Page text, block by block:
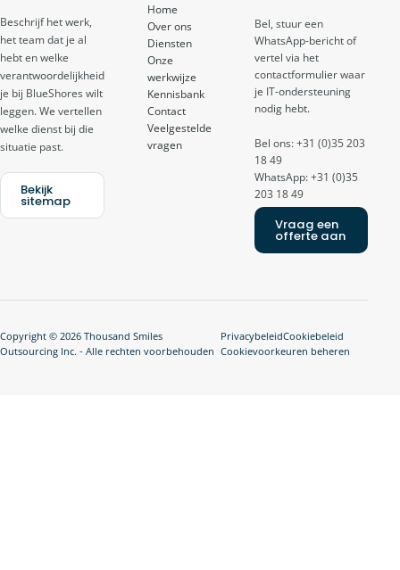
Beschrijf het werk,
het team dat je al
hebt en welke
verantwoordelijkheid
je bij BlueShores wilt
leggen. We vertellen
welke dienst bij die
situatie past.
Bekijk
sitemap
Home
Over ons
Diensten
Onze
werkwijze
Kennisbank
Contact
Veelgestelde
vragen
Bel, stuur een
WhatsApp-bericht of
vertel via het
contactformulier waar
je IT-ondersteuning
nodig hebt.
Bel ons: +31 (0)35 203
18 49
WhatsApp: +31 (0)35
203 18 49
Vraag een
offerte aan
Copyright © 2026 Thousand Smiles
Outsourcing Inc. - Alle rechten voorbehouden
PrivacybeleidCookiebeleid
Cookievoorkeuren beheren